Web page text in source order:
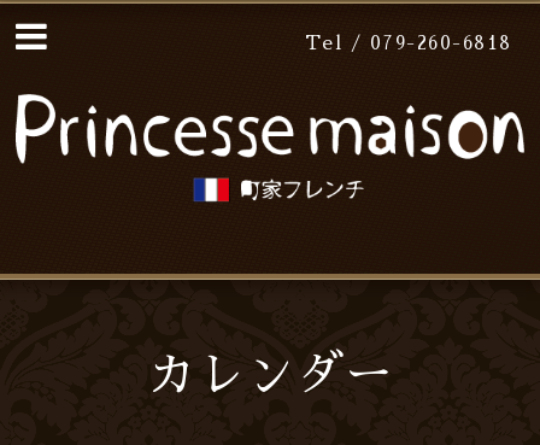
Tel / 079-260-6818
カレンダー